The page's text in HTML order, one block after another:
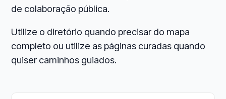
de colaboração pública.
Utilize o diretório quando precisar do mapa
completo ou utilize as páginas curadas quando
quiser caminhos guiados.